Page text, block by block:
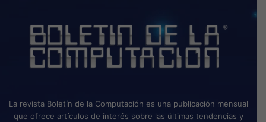
La revista Boletín de la Computación es una publicación mensual
que ofrece artículos de interés sobre las últimas tendencias y